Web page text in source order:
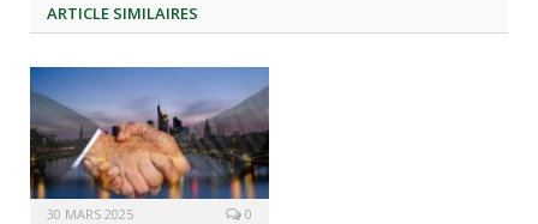
ARTICLE SIMILAIRES
30 MARS 2025 0